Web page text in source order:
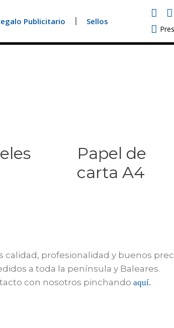
Publicitario Sellos
Papel de
carta A4
calidad, profesionalidad y buenos
a toda la península y Baleares.
con nosotros pinchando aquí.